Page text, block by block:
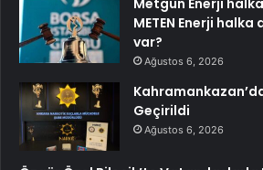
Metgün Enerji
METEN Enerji
var?
Ağustos 6, 2026
Geçirildi
Ağustos 6, 2026